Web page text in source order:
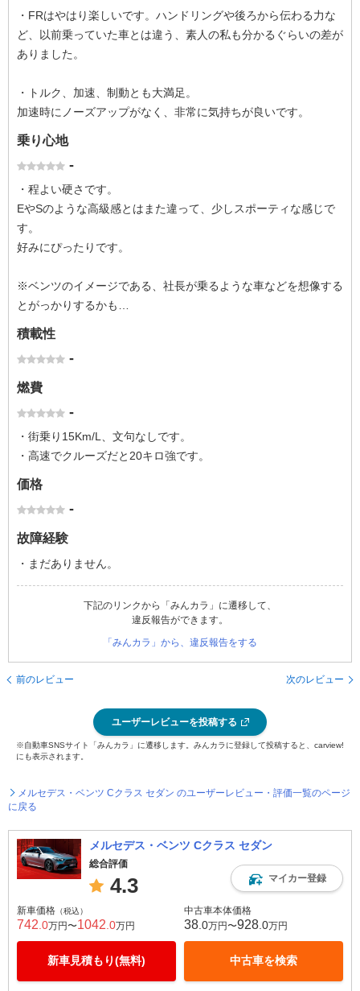
・FRはやはり楽しいです。ハンドリングや後ろから伝わる力な
ど、以前乗っていた車とは違う、素人の私も分かるぐらいの差が
ありました。
・トルク、加速、制動とも大満足。
加速時にノーズアップがなく、非常に気持ちが良いです。
乗り心地
-
・程よい硬さです。
EやSのような高級感とはまた違って、少しスポーティな感じで
す。
好みにぴったりです。
※ベンツのイメージである、社長が乗るような車などを想像する
とがっかりするかも…
積載性
-
燃費
-
・街乗り15Km/L、文句なしです。
・高速でクルーズだと20キロ強です。
価格
-
故障経験
・まだありません。
下記のリンクから「みんカラ」に遷移して、
違反報告ができます。
「みんカラ」から、違反報告をする
前のレビュー 次のレビュー
ユーザーレビューを投稿する
※自動車SNSサイト「みんカラ」に遷移します。みんカラに登録して投稿すると、carview!
にも表示されます。
メルセデス・ベンツ Cクラス セダン のユーザーレビュー・評価一覧のページ
に戻る
メルセデス・ベンツ Cクラス セダン
総合評価
4.3 マイカー登録
新車価格 （税込）
742 .0万円〜1042 .0万円
新車見積もり(無料)
中古車本体価格
38 .0万円〜928 .0万円
中古車を検索